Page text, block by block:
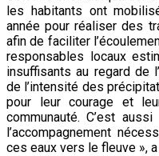
les habitants ont
année pour réaliser des
afin de faciliter
responsables locaux
insuffisants au regard de
de l’intensité des
pour leur courage et
communauté. C’est
l’accompagnement
ces eaux vers le fleuve »,